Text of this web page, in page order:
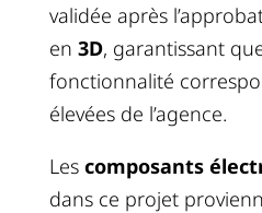
validée après
en 3D, garantissant
fonctionnalité
élevées de l’agence.
Les composants
dans ce projet